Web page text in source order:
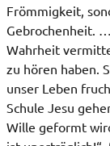
Frömmigkeit,
Gebrochenheit.
Wahrheit
zu hören haben.
unser Leben
Schule Jesu
Wille geformt